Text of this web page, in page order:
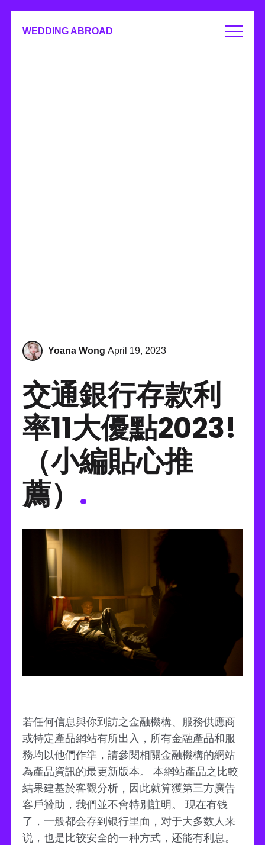
WEDDING ABROAD
Yoana Wong April 19, 2023
交通銀行存款利
率11大優點2023!
（小編貼心推
薦） .
若任何信息與你到訪之金融機構、服務供應商
或特定產品網站有所出入，所有金融產品和服
務均以他們作準，請參閱相關金融機構的網站
為產品資訊的最更新版本。 本網站產品之比較
結果建基於客觀分析，因此就算獲第三方廣告
客戶贊助，我們並不會特別註明。 现在有钱
了，一般都会存到银行里面，对于大多数人来
说，也是比较安全的一种方式，还能有利息。